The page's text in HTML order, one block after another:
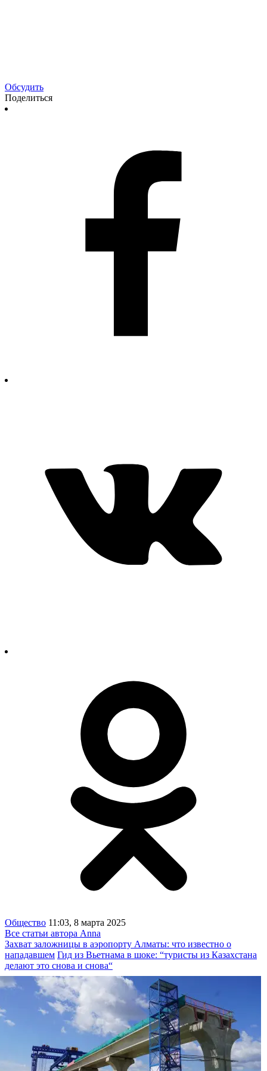
Обсудить
Поделиться
Общество 11:03, 8 марта 2025
Все статьи автора Anna
Захват заложницы в аэропорту Алматы: что известно о
нападавшем Гид из Вьетнама в шоке: “туристы из Казахстана
делают это снова и снова“